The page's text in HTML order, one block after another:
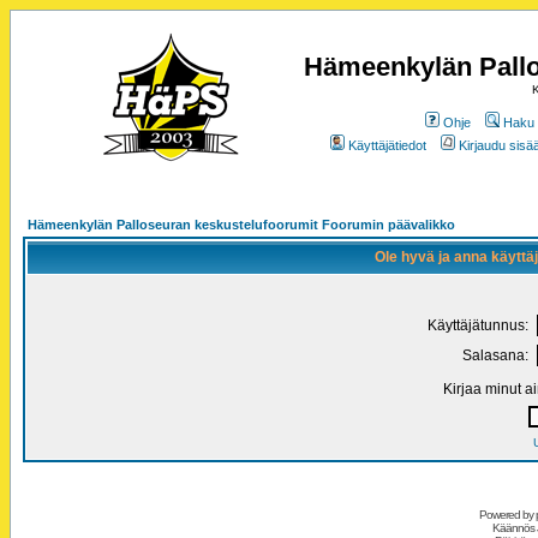
Hämeenkylän
Ohje
Haku
Käyttäjätiedot
Kirjaudu
Hämeenkylän Palloseuran keskustelufoorumit Foorumin päävalikko
Ole hyvä ja anna
Käyttäjätunnus:
Salasana:
Kirjaa minut
Powered by
Käännös